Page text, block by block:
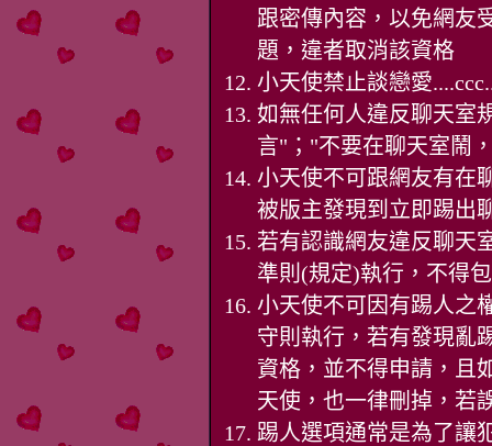
跟密傳內容，以免網友
題，違者取消該資格
小天使禁止談戀愛
如無任何人違反聊天室
言"；"不要在聊天室鬧
小天使不可跟網友有在
被版主發現到立即踢出
若有認識網友違反聊天
準則(規定)執行，不得
小天使不可因有踢人之
守則執行，若有發現亂
資格，並不得申請，且
天使，也一律刪掉，若
踢人選項通常是為了讓